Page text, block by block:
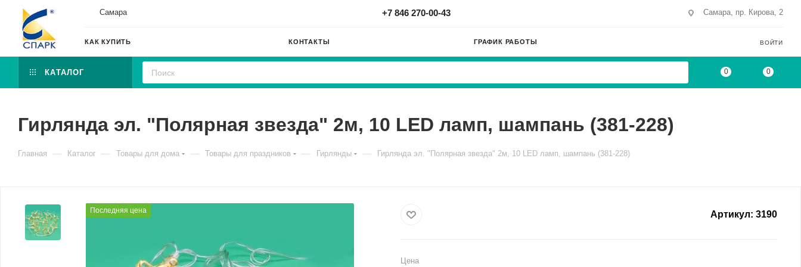
Самара +7 846 270-00-43 Самара, пр. Кирова, 2
КАК КУПИТЬ КОНТАКТЫ ГРАФИК РАБОТЫ ВОЙТИ
КАТАЛОГ 0 0
Гирлянда эл. "Полярная звезда" 2м, 10 LED ламп, шампань (381-228)
Главная — Каталог — Товары для дома — Товары для праздников — Гирлянды — Гирлянда эл. "Полярная звезда" 2м, 10 LED ламп, шампань (381-228)
Последняя цена Артикул: 3190
Цена